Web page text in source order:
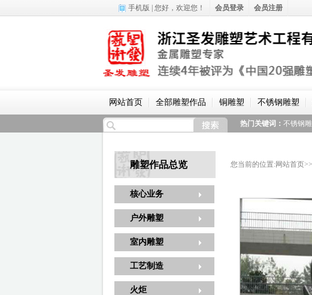
网站首页 全部雕塑作品 铜雕塑 不锈钢雕塑
热门关键词： 不锈钢
雕塑作品总览
核心业务
户外雕塑
室内雕塑
工艺制造
火炬
您当前的位置:网站首页>>
手机版 | 您好， 欢迎您！ 会员登录 会员注册